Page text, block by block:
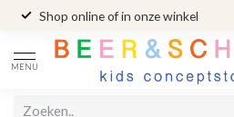
Shop online of in onze winkel
MENU